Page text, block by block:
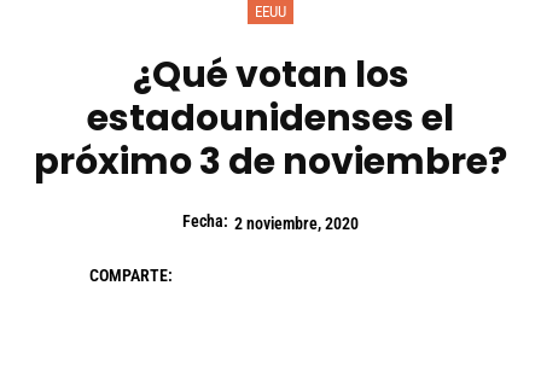
EEUU
¿Qué votan los
estadounidenses el
próximo 3 de noviembre?
Fecha: 2 noviembre, 2020
COMPARTE: